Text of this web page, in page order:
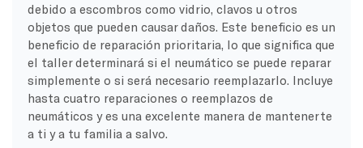
debido a escombros como vidrio, clavos u otros
objetos que pueden causar daños. Este beneficio es un
beneficio de reparación prioritaria, lo que significa que
el taller determinará si el neumático se puede reparar
simplemente o si será necesario reemplazarlo. Incluye
hasta cuatro reparaciones o reemplazos de
neumáticos y es una excelente manera de mantenerte
a ti y a tu familia a salvo.